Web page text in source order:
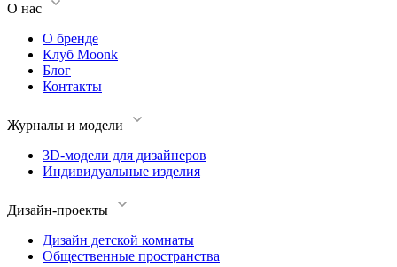
О нас
О бренде
Клуб Moonk
Блог
Контакты
Журналы и модели
3D-модели для дизайнеров
Индивидуальные изделия
Дизайн-проекты
Дизайн детской комнаты
Общественные пространства